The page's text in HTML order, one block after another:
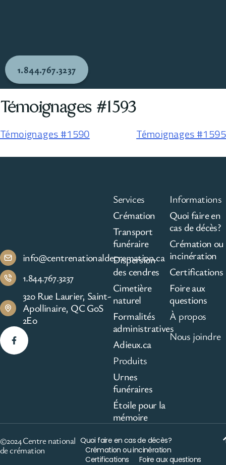
1.844.767.3237
Témoignages #1593
Témoignages #1590 Témoignages #1595
info@centrenationaldecremation.ca
1.844.767.3237
320 Rue Laurier, Saint-
Apollinaire, QC G0S
2E0
Services
Crémation
Transport
funéraire
Dispersion
des cendres
Cimetière
naturel
Formalités
administratives
Adieux.ca
Produits
Urnes
funéraires
Étoile pour la
mémoire
Informations
Quoi faire en
cas de décès?
Crémation ou
incinération
Certifications
Foire aux
questions
À propos
Nous joindre
©2024 Centre national
de crémation
Quoi faire en cas de décès?
Crémation ou incinération
Certifications
Foire aux questions